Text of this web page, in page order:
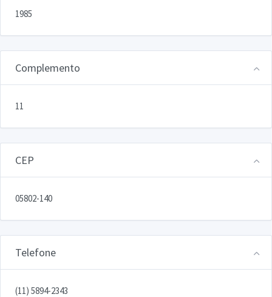
1985
Complemento
11
CEP
05802-140
Telefone
(11) 5894-2343